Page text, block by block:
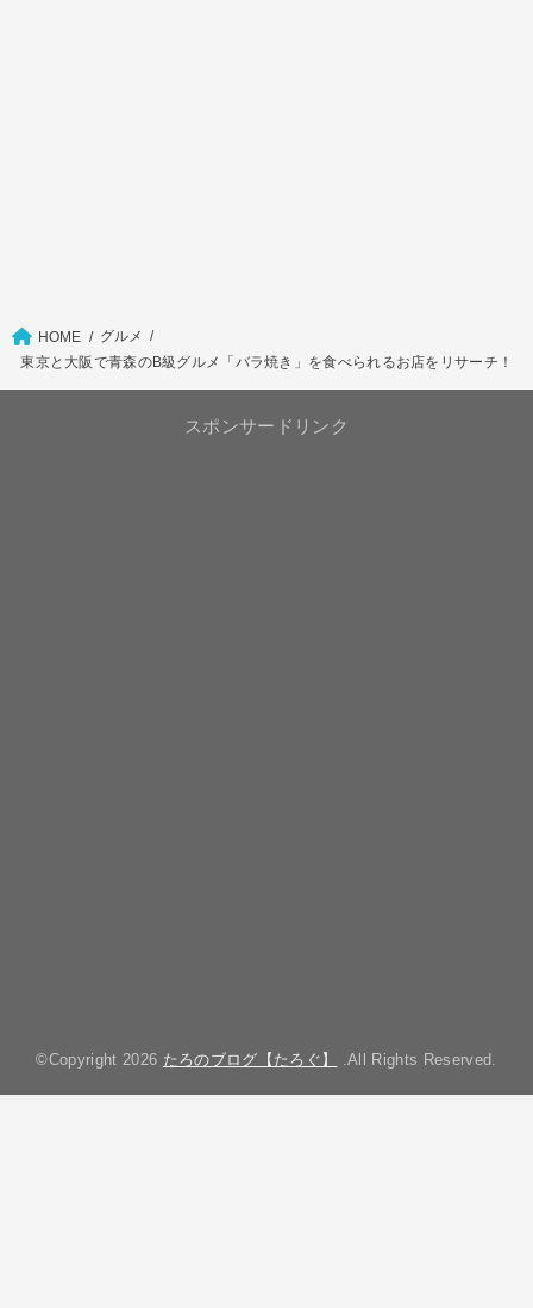
HOME
グルメ
東京と大阪で青森のB級グルメ「バラ焼き」を食べられるお店をリサーチ！
スポンサードリンク
©Copyright 2026 たろのブログ【たろぐ】 .All Rights Reserved.